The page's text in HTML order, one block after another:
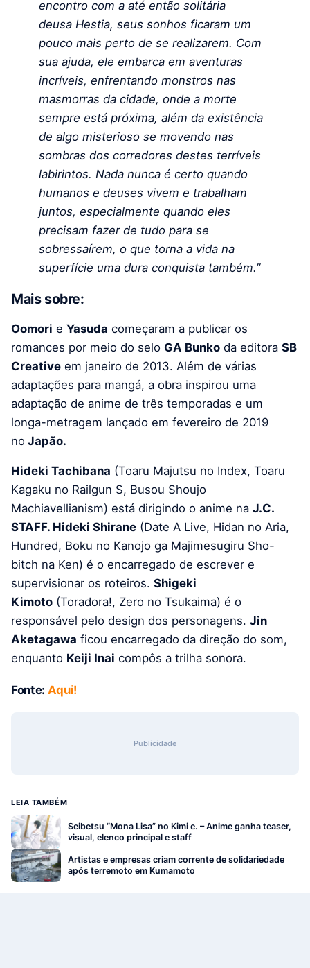
encontro com a até então solitária
deusa Hestia, seus sonhos ficaram um
pouco mais perto de se realizarem. Com
sua ajuda, ele embarca em aventuras
incríveis, enfrentando monstros nas
masmorras da cidade, onde a morte
sempre está próxima, além da existência
de algo misterioso se movendo nas
sombras dos corredores destes terríveis
labirintos. Nada nunca é certo quando
humanos e deuses vivem e trabalham
juntos, especialmente quando eles
precisam fazer de tudo para se
sobressaírem, o que torna a vida na
superfície uma dura conquista também.”
Mais sobre:
Oomori e Yasuda começaram a publicar os
romances por meio do selo GA Bunko da editora SB
Creative em janeiro de 2013. Além de várias
adaptações para mangá, a obra inspirou uma
adaptação de anime de três temporadas e um
longa-metragem lançado em fevereiro de 2019
no Japão.
Hideki Tachibana (Toaru Majutsu no Index, Toaru
Kagaku no Railgun S, Busou Shoujo
Machiavellianism) está dirigindo o anime na J.C.
STAFF. Hideki Shirane (Date A Live, Hidan no Aria,
Hundred, Boku no Kanojo ga Majimesugiru Sho-
bitch na Ken) é o encarregado de escrever e
supervisionar os roteiros. Shigeki
Kimoto (Toradora!, Zero no Tsukaima) é o
responsável pelo design dos personagens. Jin
Aketagawa ficou encarregado da direção do som,
enquanto Keiji Inai compôs a trilha sonora.
Fonte: Aqui!
Publicidade
LEIA TAMBÉM
Seibetsu “Mona Lisa” no Kimi e. – Anime ganha teaser,
visual, elenco principal e staff
Artistas e empresas criam corrente de solidariedade
após terremoto em Kumamoto